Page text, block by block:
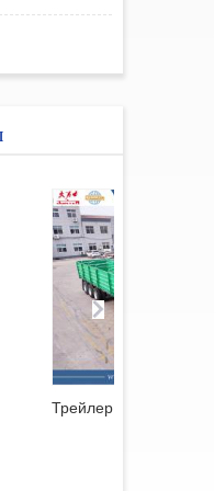
Южной Африки